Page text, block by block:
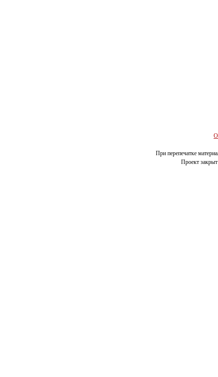
О
При перепечатке
Проект закрыт